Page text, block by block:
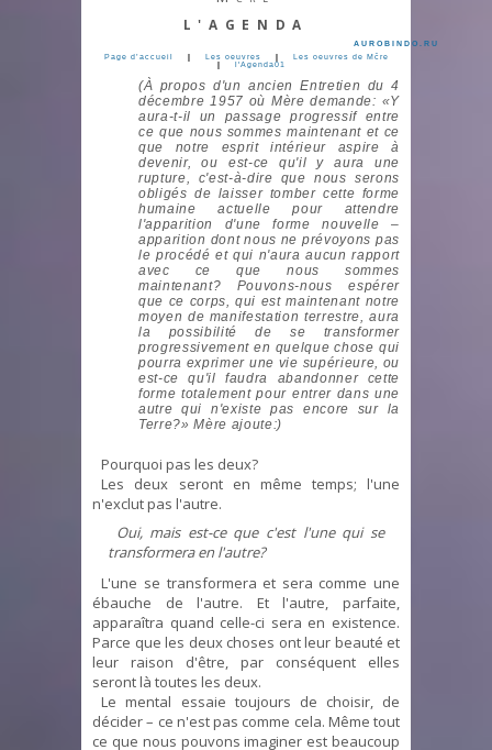
L'AGENDA
AUROBINDO.RU
Page d’accueil
Les oeuvres
Les oeuvres de Mčre
l'Agenda01
(À propos d'un ancien Entretien du 4
décembre 1957 où Mère demande: «Y
aura-t-il un passage progressif entre
ce que nous sommes maintenant et ce
que notre esprit intérieur aspire à
devenir, ou est-ce qu'il y aura une
rupture, c'est-à-dire que nous serons
obligés de laisser tomber cette forme
humaine actuelle pour attendre
l'apparition d'une forme nouvelle –
apparition dont nous ne prévoyons pas
le procédé et qui n'aura aucun rapport
avec ce que nous sommes
maintenant? Pouvons-nous espérer
que ce corps, qui est maintenant notre
moyen de manifestation terrestre, aura
la possibilité de se transformer
progressivement en quelque chose qui
pourra exprimer une vie supérieure, ou
est-ce qu'il faudra abandonner cette
forme totalement pour entrer dans une
autre qui n'existe pas encore sur la
Terre?» Mère ajoute:)
Pourquoi pas les deux?
Les deux seront en même temps; l'une
n'exclut pas l'autre.
Oui, mais est-ce que c'est l'une qui se
transformera en l'autre?
L'une se transformera et sera comme une
ébauche de l'autre. Et l'autre, parfaite,
apparaîtra quand celle-ci sera en existence.
Parce que les deux choses ont leur beauté et
leur raison d'être, par conséquent elles
seront là toutes les deux.
Le mental essaie toujours de choisir, de
décider – ce n'est pas comme cela. Même tout
ce que nous pouvons imaginer est beaucoup